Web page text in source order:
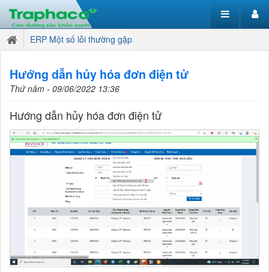
ERP Một số lỗi thường gặp
Hướng dẫn hủy hóa đơn điện tử
Thứ năm - 09/06/2022 13:36
Hướng dẫn hủy hóa đơn điện tử